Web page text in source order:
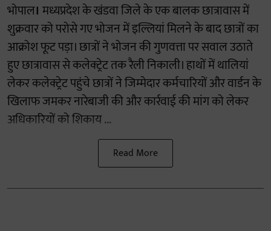
भोपाल। मध्यप्रदेश के खंडवा जिले के एक बालक छात्रावास में
शुक्रवार को परोसे गए भोजन में इल्लियां मिलने के बाद छात्रों का
आक्रोश फूट पड़ा। छात्रों ने भोजन की गुणवत्ता पर सवाल उठाते
हुए छात्रावास से कलेक्ट्रेट तक रैली निकाली। हाथों में थालियां
लेकर कलेक्ट्रेट पहुंचे छात्रों ने जिम्मेदार कर्मचारियों और वार्डन के
खिलाफ जमकर नारेबाजी की और कार्रवाई की मांग को लेकर
अधिकारियों को शिकाय ...
Read More